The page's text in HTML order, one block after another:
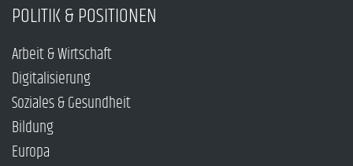
POLITIK & POSITIONEN
Arbeit & Wirtschaft
Digitalisierung
Soziales & Gesundheit
Bildung
Europa